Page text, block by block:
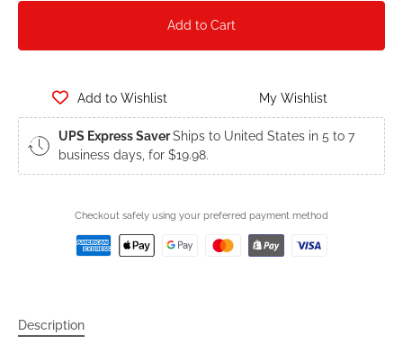
Add to Cart
Add to Wishlist My Wishlist
UPS Express SaverShips to United States in 5 to 7
business days, for $19.98.
Checkout safely using your preferred payment method
Description